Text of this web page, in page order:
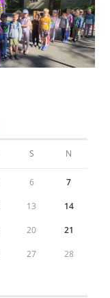
S N
6 7
13 14
20 21
27 28